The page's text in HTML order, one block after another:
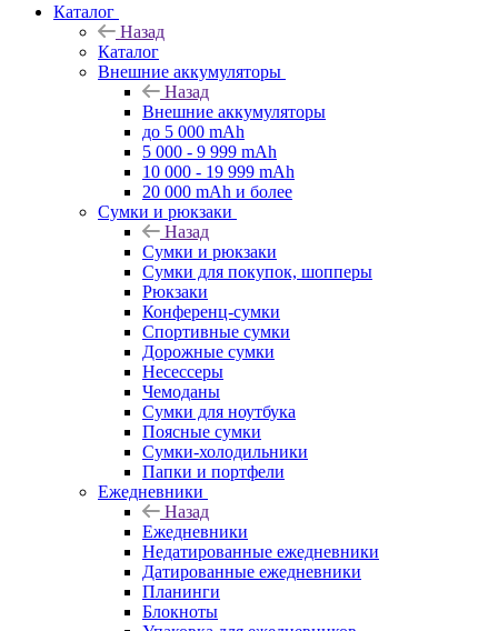
Каталог
Назад
Каталог
Внешние аккумуляторы
Назад
Внешние аккумуляторы
до 5 000 mAh
5 000 - 9 999 mAh
10 000 - 19 999 mAh
20 000 mAh и более
Сумки и рюкзаки
Назад
Сумки и рюкзаки
Сумки для покупок, шопперы
Рюкзаки
Конференц-сумки
Спортивные сумки
Дорожные сумки
Несессеры
Чемоданы
Сумки для ноутбука
Поясные сумки
Сумки-холодильники
Папки и портфели
Ежедневники
Назад
Ежедневники
Недатированные ежедневники
Датированные ежедневники
Планинги
Блокноты